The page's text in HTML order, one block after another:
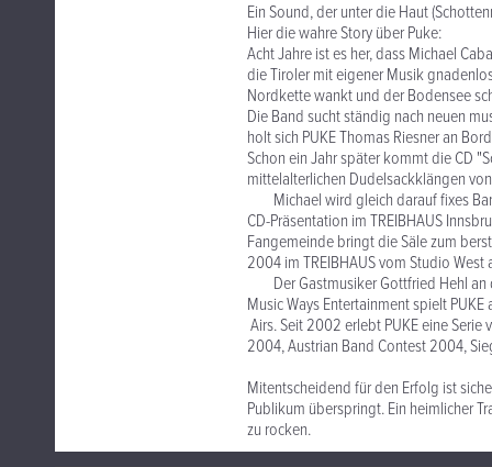
Ein Sound, der unter die Haut
Hier die wahre Story über Puke:
Acht Jahre ist es her, dass Michael
die Tiroler mit eigener Musik
Nordkette wankt und der Bodensee
Die Band sucht ständig nach neuen
holt sich PUKE Thomas Riesner an
Schon ein Jahr später kommt die CD
mittelalterlichen Dudelsackklängen
Michael wird gleich darauf fixes
CD-Präsentation im TREIBHAUS
Fangemeinde bringt die Säle zum
2004 im TREIBHAUS vom Studio
Der Gastmusiker Gottfried Hehl an
Music Ways Entertainment spielt
Airs. Seit 2002 erlebt PUKE eine
2004, Austrian Band Contest 2004,
Mitentscheidend für den Erfolg ist
Publikum überspringt. Ein heimlicher
zu rocken.